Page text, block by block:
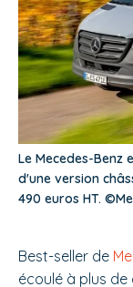
Le Mecedes-
d'une version
490 euros HT.
Best-seller de
écoulé à plus de